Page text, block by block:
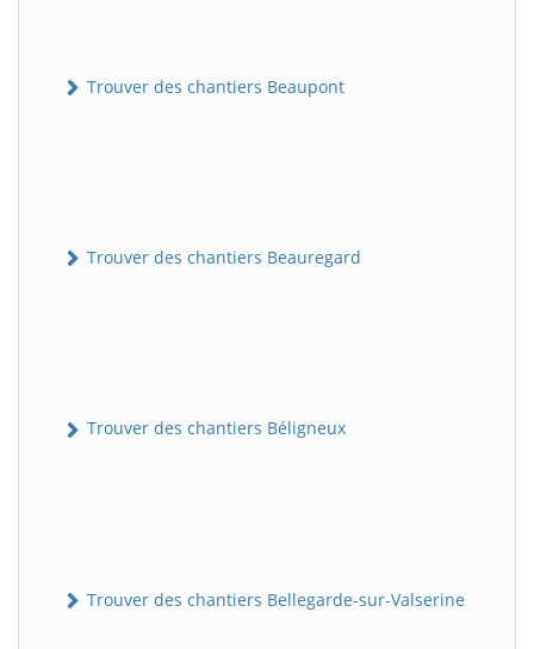
Trouver des chantiers Beaupont
Trouver des chantiers Beauregard
Trouver des chantiers Béligneux
Trouver des chantiers Bellegarde-sur-Valserine